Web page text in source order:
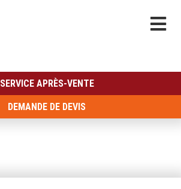
SERVICE APRÈS-VENTE
DEMANDE DE DEVIS